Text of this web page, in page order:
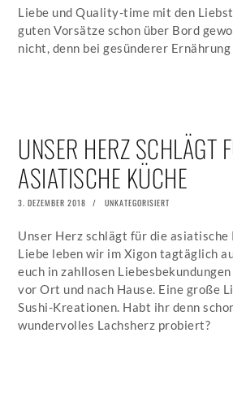
Liebe und Quality-time mit den
guten Vorsätze schon über Bord
nicht, denn bei gesünderer Ernährung
UNSER HERZ SCHLÄGT
ASIATISCHE KÜCHE
POSTED
3. DEZEMBER 2018 5.
UNKATEGORISIERT
Unser Herz schlägt für die asiatische
Liebe leben wir im Xigon tagtäglich
euch in zahllosen
vor Ort und nach Hause. Eine große
Sushi-Kreationen. Habt ihr denn
wundervolles Lachsherz probiert?